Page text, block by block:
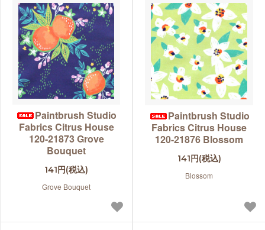
Paintbrush Studio
Fabrics Citrus House
120-21873 Grove
Bouquet
141円(税込)
Grove Bouquet
Paintbrush Studio
Fabrics Citrus House
120-21876 Blossom
141円(税込)
Blossom